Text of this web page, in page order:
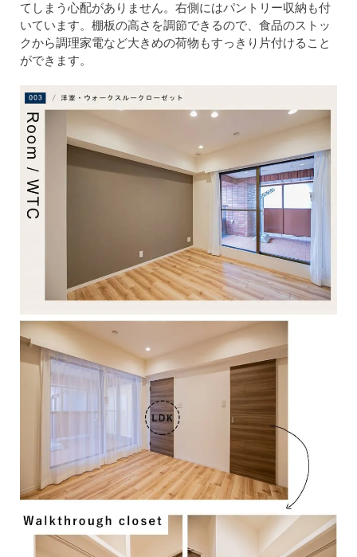
てしまう心配がありません。右側にはパントリー収納も付
いています。棚板の高さを調節できるので、食品のストッ
クから調理家電など大きめの荷物もすっきり片付けること
ができます。